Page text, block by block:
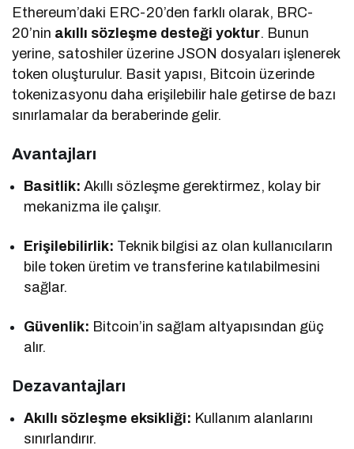
Ethereum’daki ERC-20’den farklı olarak, BRC-
20’nin akıllı sözleşme desteği yoktur. Bunun
yerine, satoshiler üzerine JSON dosyaları işlenerek
token oluşturulur. Basit yapısı, Bitcoin üzerinde
tokenizasyonu daha erişilebilir hale getirse de bazı
sınırlamalar da beraberinde gelir.
Avantajları
Basitlik: Akıllı sözleşme gerektirmez, kolay bir
mekanizma ile çalışır.
Erişilebilirlik: Teknik bilgisi az olan kullanıcıların
bile token üretim ve transferine katılabilmesini
sağlar.
Güvenlik: Bitcoin’in sağlam altyapısından güç
alır.
Dezavantajları
Akıllı sözleşme eksikliği: Kullanım alanlarını
sınırlandırır.